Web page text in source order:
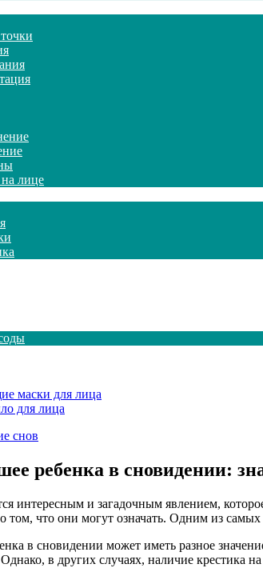
лице
маски для лица
для лица
снов
ребенка в сновидении:
интересным и загадочным явлением,
том, что они могут означать. Одним из
в сновидении может иметь разное
в других случаях, наличие крестика